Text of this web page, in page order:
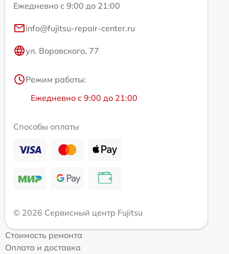
Ежедневно с 9:00 до 21:00
info@fujitsu-repair-center.ru
ул. Воровского, 77
Режим работы:
Ежедневно с 9:00 до 21:00
Способы оплаты
© 2026 Сервисный центр Fujitsu
Стоимость ремонта
Оплата и доставка